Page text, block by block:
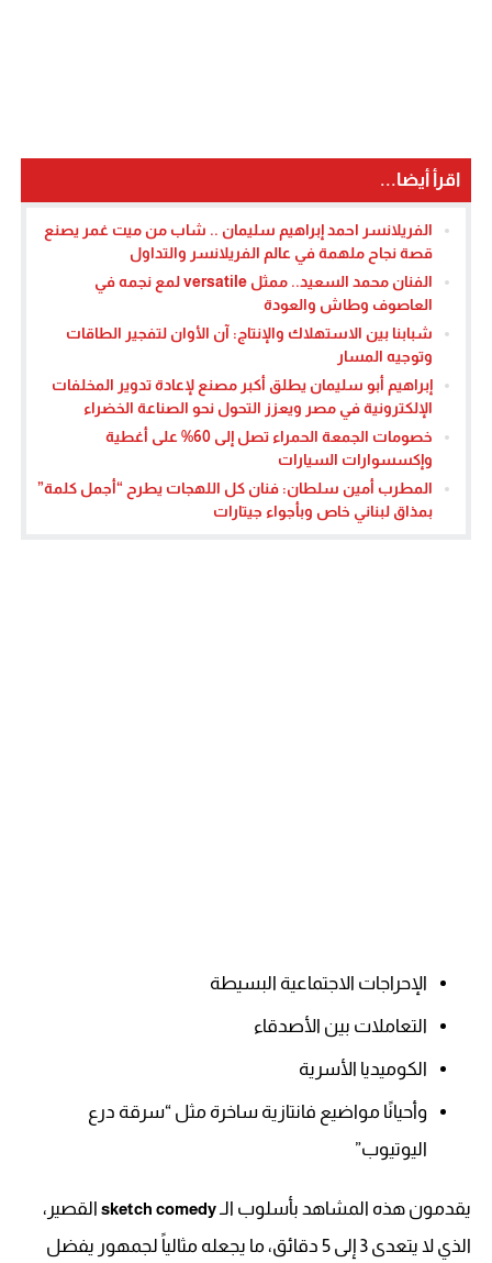
اقرأ أيضا...
الفريلانسر احمد إبراهيم سليمان .. شاب من ميت غمر يصنع
قصة نجاح ملهمة في عالم الفريلانسر والتداول
الفنان محمد السعيد.. ممثل versatile لمع نجمه في
العاصوف وطاش والعودة
شبابنا بين الاستهلاك والإنتاج: آن الأوان لتفجير الطاقات
وتوجيه المسار
إبراهيم أبو سليمان يطلق أكبر مصنع لإعادة تدوير المخلفات
الإلكترونية في مصر ويعزز التحول نحو الصناعة الخضراء
خصومات الجمعة الحمراء تصل إلى 60% على أغطية
وإكسسوارات السيارات
المطرب أمين سلطان: فنان كل اللهجات يطرح “أجمل كلمة”
بمذاق لبناني خاص وبأجواء جيتارات
الإحراجات الاجتماعية البسيطة
التعاملات بين الأصدقاء
الكوميديا الأسرية
وأحيانًا مواضيع فانتازية ساخرة مثل “سرقة درع
اليوتيوب”
يقدمون هذه المشاهد بأسلوب الـsketch comedyالقصير،
الذي لا يتعدى 3 إلى 5 دقائق، ما يجعله مثالياً لجمهور يفضل